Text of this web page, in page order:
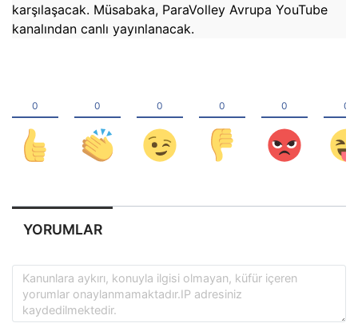
karşılaşacak. Müsabaka, ParaVolley Avrupa YouTube
kanalından canlı yayınlanacak.
YORUMLAR